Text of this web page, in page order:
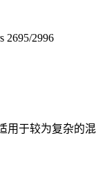
2695/2996
用于较为复杂的混